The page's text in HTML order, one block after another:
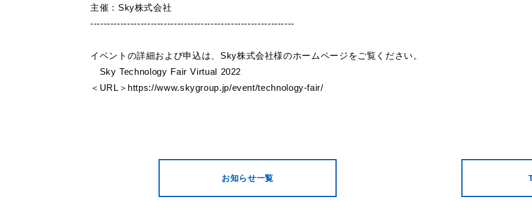
主催：Sky株式会社
-------------------------------------------------------------
イベントの詳細および申込は、Sky株式会社様のホームページをご覧ください。
Sky Technology Fair Virtual 2022
＜URL＞https://www.skygroup.jp/event/technology-fair/
お知らせ一覧